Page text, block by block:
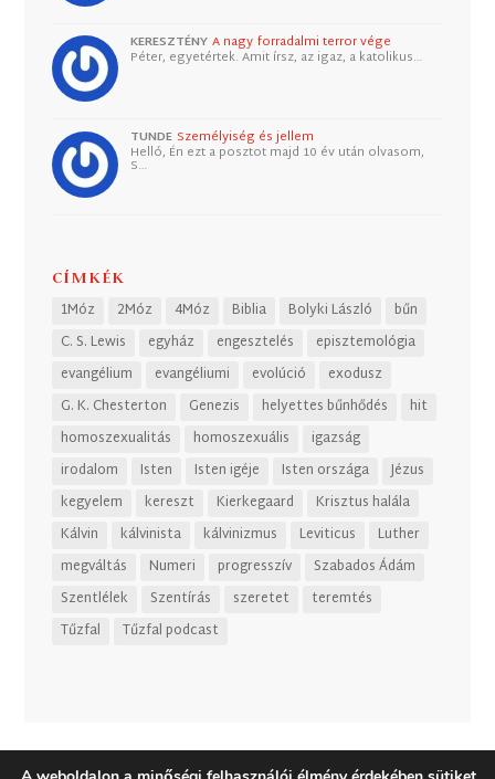
KERESZTÉNY A nagy forradalmi terror vége
Péter, egyetértek. Amit írsz, az igaz, a katolikus…
TUNDE Személyiség és jellem
Helló, Én ezt a posztot majd 10 év után olvasom,
S…
CÍMKÉK
1Móz 2Móz 4Móz Biblia Bolyki László
bűn
C. S. Lewis
egyház engesztelés
episztemológia
evangélium
evangéliumi evolúció
exodusz
G. K. Chesterton
Genezis helyettes bűnhődés
hit
homoszexualitás
homoszexuális
igazság
irodalom
Isten Isten igéje Isten országa
Jézus
kegyelem
kereszt Kierkegaard
Krisztus halála
Kálvin
kálvinista kálvinizmus Leviticus
Luther
megváltás
Numeri progresszív
Szabados Ádám
Szentlélek
Szentírás szeretet
teremtés
Tűzfal
Tűzfal podcast